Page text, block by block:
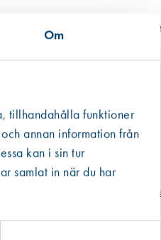
Om
tillhandahålla funktioner
annan information från
kan i sin tur
samlat in när du har
returnering genom att
vara i originalskick och